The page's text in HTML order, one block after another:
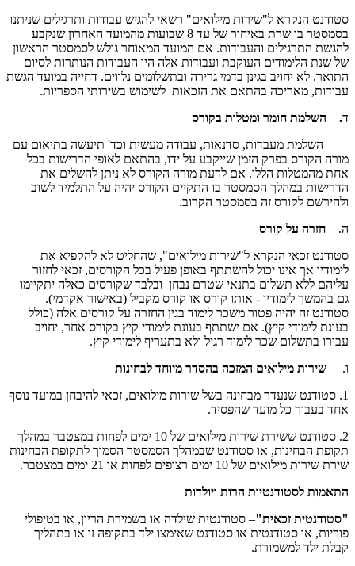
סטודנט הנקרא ל"שירות מילואים" רשאי להגיש עבודות ותרגילים שניתנו
בסמסטר בו שרת באיחור של עד 8 שבועות מהמועד האחרון שנקבע
להגשת התרגילים והעבודות. אם המועד המאוחר גולש לסמסטר הראשון
של שנת הלימודים העוקבת ועבודות אלה היו העבודות הנותרות לסיום
התואר, לא יחויב בגינן בדמי גרירה ובתשלומים נלווים. דחייה במועד הגשת
עבודות, מאריכה בהתאם את הזכאות לשימוש בשירותי הספריות.
ד. השלמת חומר ומטלות בקורס
השלמת מעבדות, סדנאות, עבודה מעשית וכד' תיעשה בתיאום עם
מורה הקורס בפרק הזמן שייקבע על ידו, בהתאם לאופי הדרישות בכל
אחת מהמטלות הללו. אם לדעת מורה הקורס לא ניתן להשלים את
הדרישות במהלך הסמסטר בו התקיים הקורס יהיה על התלמיד לשוב
ולהירשם לקורס זה בסמסטר הקרוב.
ה. חזרה על קורס
סטודנט זכאי הנקרא ל"שירות מילואים", שהחליט לא להקפיא את
לימודיו אך אינו יכול להשתתף באופן פעיל בכל הקורסים, זכאי לחזור
עליהם ללא תשלום בתנאי שטרם נבחן ובלבד שקורסים כאלה יתקיימו
גם בהמשך לימודיו - אותו קורס או קורס מקביל (באישור אקדמי).
סטודנט זה יהיה פטור משכר לימוד בגין החזרה על קורסים אלה (כולל
בעונת לימודי קיץ). אם ישתתף בעונת לימודי קיץ בקורס אחר, יחויב
עבורו בתשלום שכר לימוד רגיל ולא בתעריף לימודי קיץ.
ו. שירות מילואים המזכה בהסדר מיוחד לבחינות
1. סטודנט שנעדר מבחינה בשל שירות מילואים, זכאי להיבחן במועד נוסף
אחד בעבור כל מועד שהפסיד.
2. סטודנט ששירת שירות מילואים של 10 ימים לפחות במצטבר במהלך
תקופת הבחינות, או סטודנט שבמהלך הסמסטר הסמוך לתקופת הבחינות
שירת שירות מילואים של 10 ימים רצופים לפחות או 21 ימים במצטבר.
התאמות לסטודנטיות הרות ויולדות
"סטודנטית זכאית"– סטודנטית שילדה או בשמירת הריון, או בטיפולי
פוריות, או סטודנטית או סטודנט שאימצו ילד בתקופה זו או בתהליך
קבלת ילד למשמורת.